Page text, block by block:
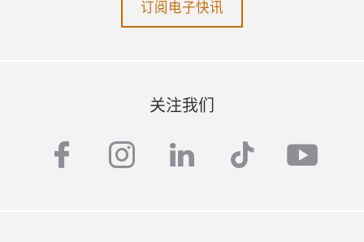
订阅电子快讯
关注我们
facebook
instagram
linkedintiktok